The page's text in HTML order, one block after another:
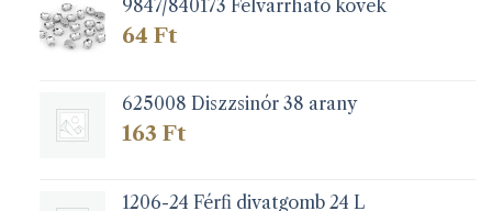
9847/840173 Felvarrható kövek
64 Ft
625008 Diszzsinór 38 arany
163 Ft
1206-24 Férfi divatgomb 24 L